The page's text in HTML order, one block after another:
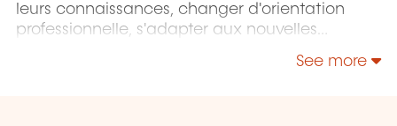
leurs connaissances, changer d'orientation
professionnelle, s'adapter aux nouvelles
See more